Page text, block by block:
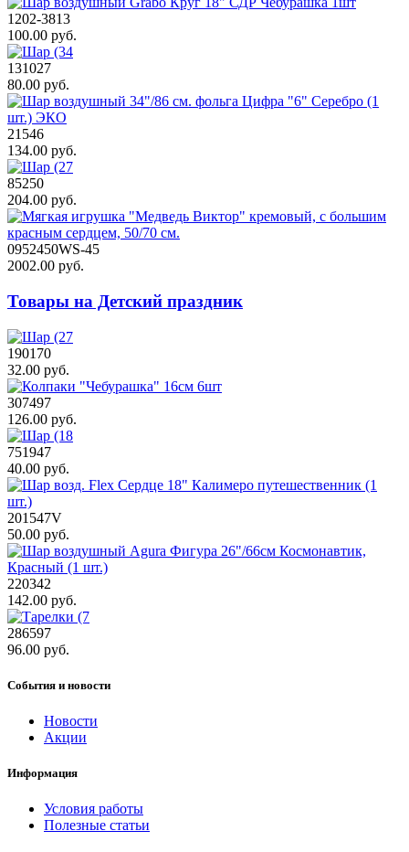
1202-3813
100.00 руб.
131027
80.00 руб.
21546
134.00 руб.
85250
204.00 руб.
0952450WS-45
2002.00 руб.
Товары на Детский праздник
190170
32.00 руб.
307497
126.00 руб.
751947
40.00 руб.
201547V
50.00 руб.
220342
142.00 руб.
286597
96.00 руб.
События и новости
Новости
Акции
Информация
Условия работы
Полезные статьи